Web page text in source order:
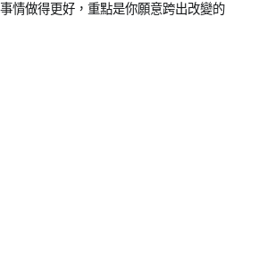
情做得更好，重點是你願意跨出改變的